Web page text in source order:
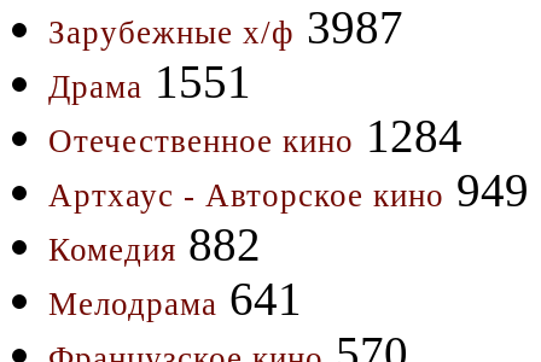
Зарубежные х/ф 3987
Драма 1551
Отечественное кино 1284
Артхаус - Авторское кино 949
Комедия 882
Мелодрама 641